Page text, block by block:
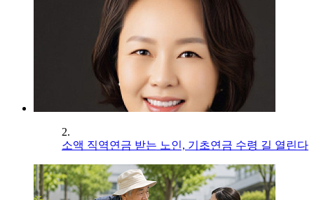
2.
소액 직역연금 받는 노인, 기초연금 수령 길 열린다